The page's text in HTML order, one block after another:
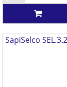
SapiSelco